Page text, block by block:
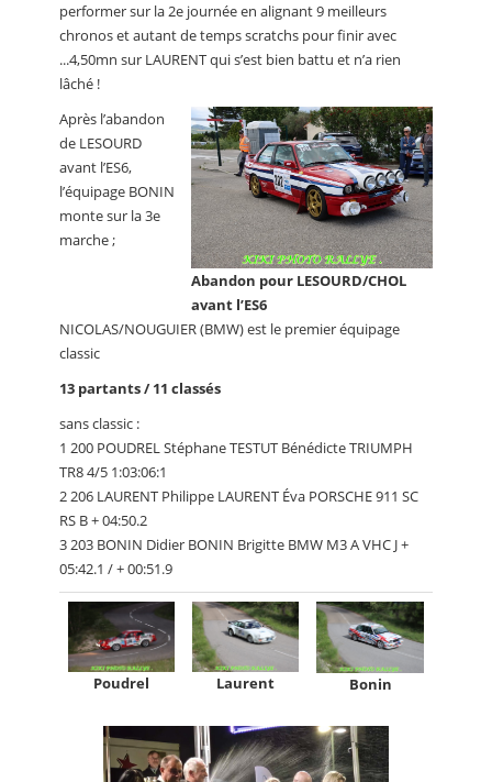
performer sur la 2e journée en alignant 9 meilleurs
chronos et autant de temps scratchs pour finir avec
...4,50mn sur LAURENT qui s’est bien battu et n’a rien
lâché !
Abandon pour LESOURD/CHOL
avant l’ES6
Après l’abandon
de LESOURD
avant l’ES6,
l’équipage BONIN
monte sur la 3e
marche ;
NICOLAS/NOUGUIER (BMW) est le premier équipage
classic
13 partants / 11 classés
sans classic :
1 200 POUDREL Stéphane TESTUT Bénédicte TRIUMPH
TR8 4/5 1:03:06:1
2 206 LAURENT Philippe LAURENT Éva PORSCHE 911 SC
RS B + 04:50.2
3 203 BONIN Didier BONIN Brigitte BMW M3 A VHC J +
05:42.1 / + 00:51.9
Poudrel Laurent Bonin